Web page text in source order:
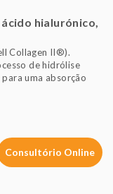
hialurónico,
Collagen II®).
de hidrólise
uma absorção
de colagénio para
de tomar descrito
de referência
benéficos
Consultório Online